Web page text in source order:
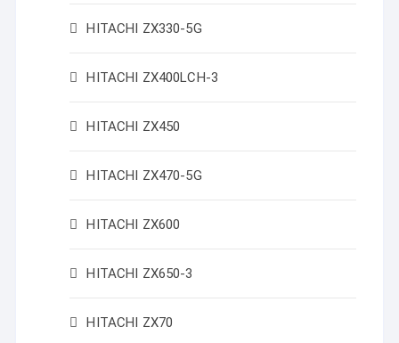
HITACHI ZX330-5G
HITACHI ZX400LCH-3
HITACHI ZX450
HITACHI ZX470-5G
HITACHI ZX600
HITACHI ZX650-3
HITACHI ZX70